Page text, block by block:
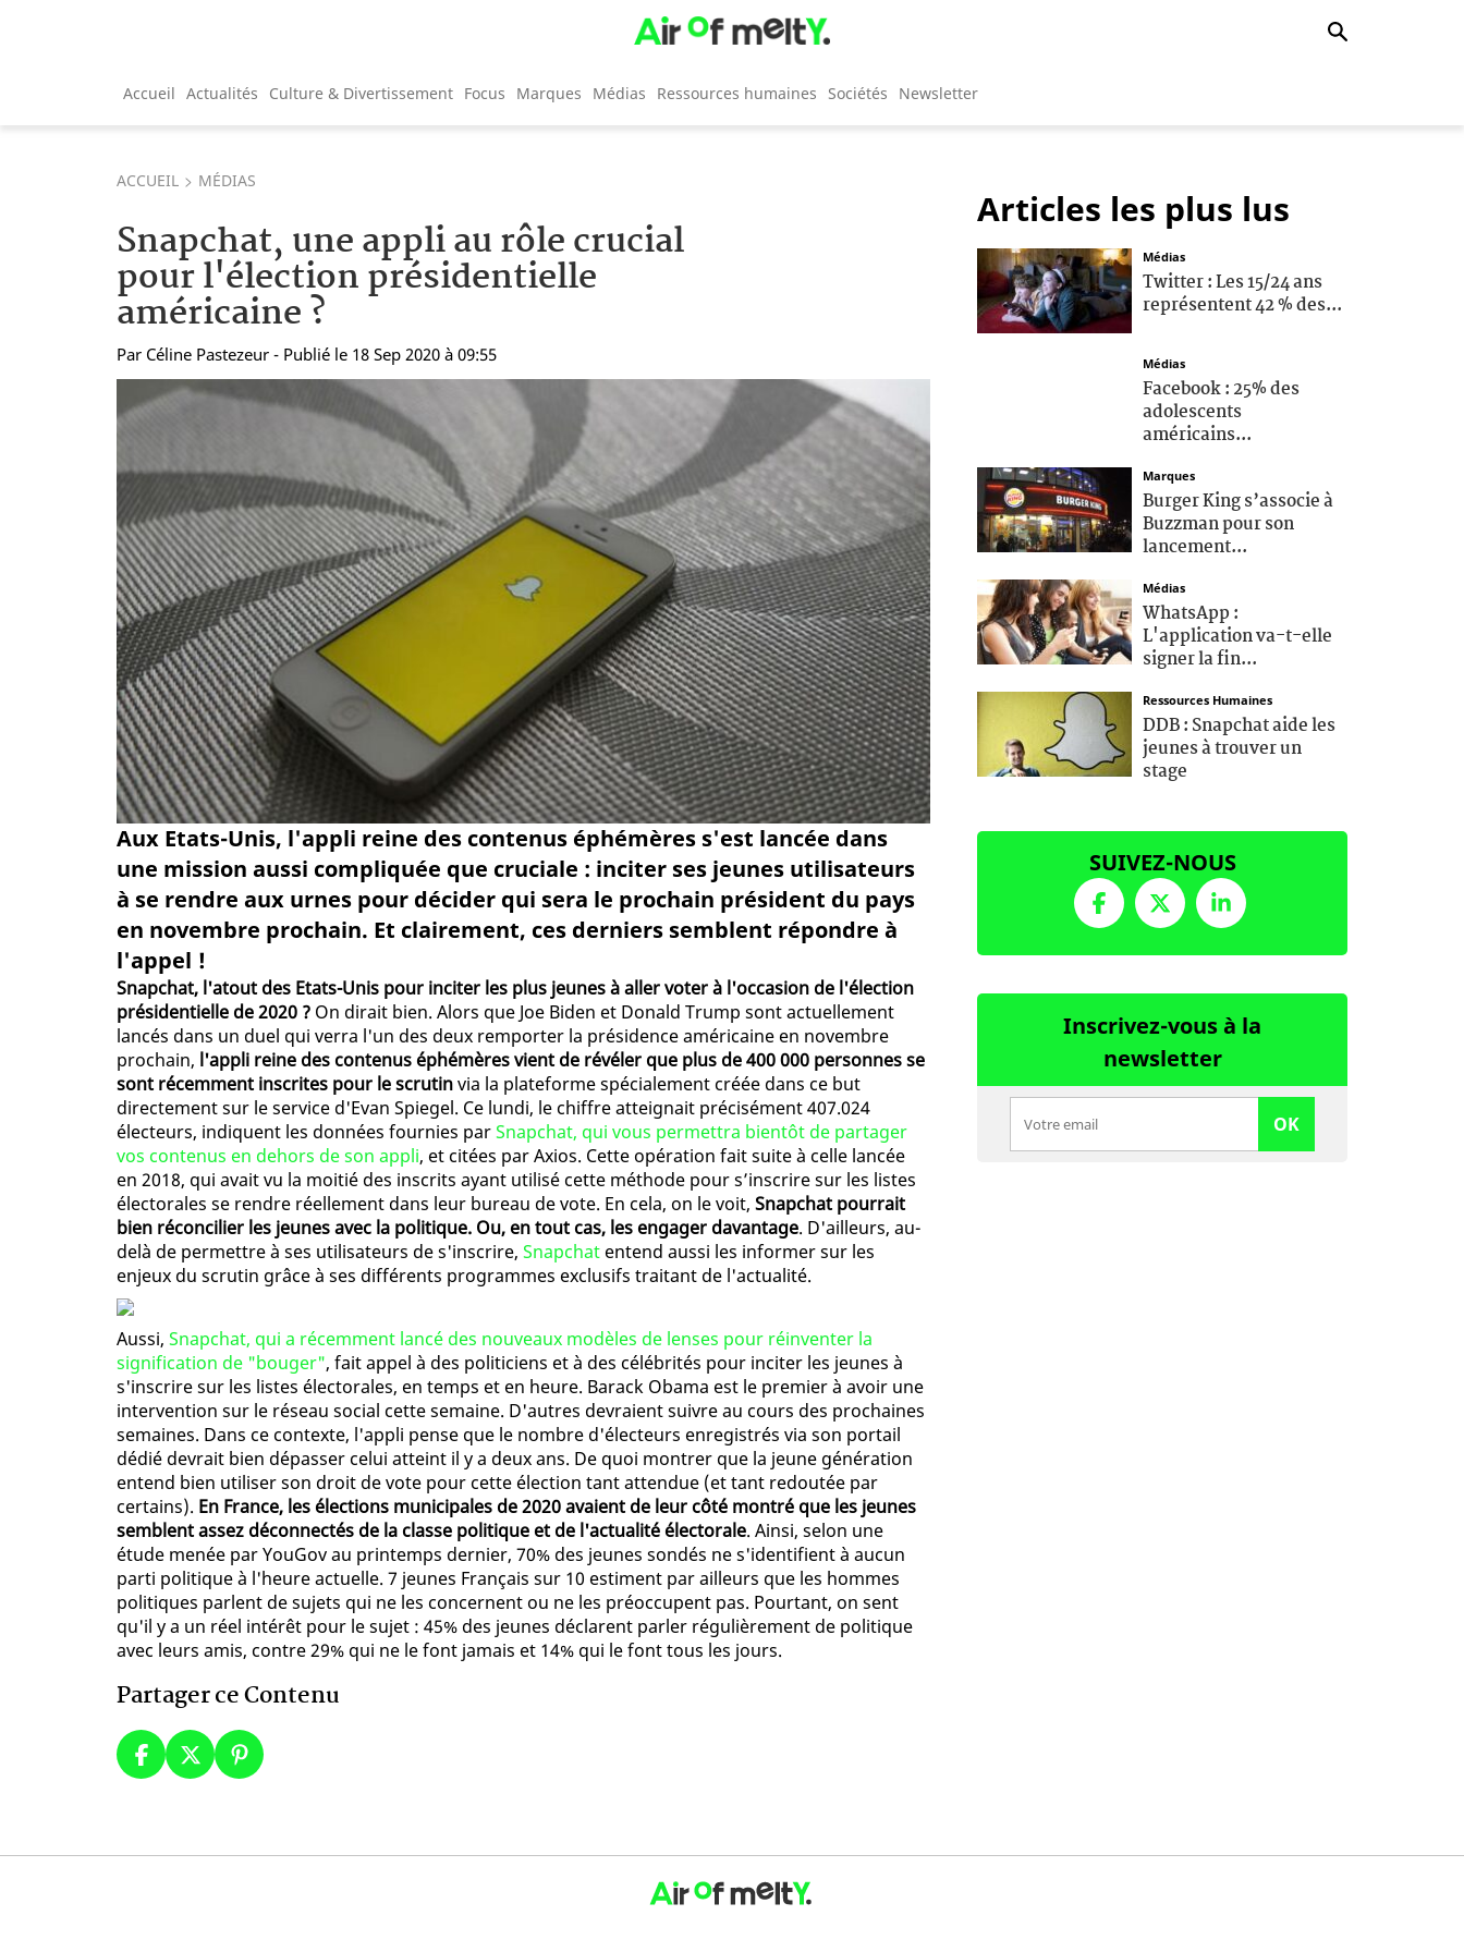
Accueil Actualités Culture & Divertissement Focus Marques Médias Ressources humaines Sociétés Newsletter
ACCUEIL MÉDIAS
Snapchat, une appli au rôle crucial
pour l'élection présidentielle
américaine ?
Par Céline Pastezeur - Publié le 18 Sep 2020 à 09:55
Aux Etats-Unis, l'appli reine des contenus éphémères s'est lancée dans
une mission aussi compliquée que cruciale : inciter ses jeunes utilisateurs
à se rendre aux urnes pour décider qui sera le prochain président du pays
en novembre prochain. Et clairement, ces derniers semblent répondre à
l'appel !
Snapchat, l'atout des Etats-Unis pour inciter les plus jeunes à aller voter à l'occasion de l'élection
présidentielle de 2020 ? On dirait bien. Alors que Joe Biden et Donald Trump sont actuellement
lancés dans un duel qui verra l'un des deux remporter la présidence américaine en novembre
prochain, l'appli reine des contenus éphémères vient de révéler que plus de 400 000 personnes se
sont récemment inscrites pour le scrutinvia la plateforme spécialement créée dans ce but
directement sur le service d'Evan Spiegel. Ce lundi, le chiffre atteignait précisément 407.024
électeurs, indiquent les données fournies parSnapchat, qui vous permettra bientôt de partager
vos contenus en dehors de son appli, et citées par Axios. Cette opération fait suite à celle lancée
en 2018, qui avait vu la moitié des inscrits ayant utilisé cette méthode pour s’inscrire sur les listes
électorales se rendre réellement dans leur bureau de vote. En cela, on le voit, Snapchat pourrait
bien réconcilier les jeunes avec la politique. Ou, en tout cas, les engager davantage. D'ailleurs, au-
delà de permettre à ses utilisateurs de s'inscrire, Snapchat entend aussi les informer sur les
enjeux du scrutin grâce à ses différents programmes exclusifs traitant de l'actualité.
Aussi, Snapchat, qui a récemment lancé des nouveaux modèles de lenses pour réinventer la
signification de "bouger", fait appel à des politiciens et à des célébrités pour inciter les jeunes à
s'inscrire sur les listes électorales, en temps et en heure. Barack Obama est le premier à avoir une
intervention sur le réseau social cette semaine. D'autres devraient suivre au cours des prochaines
semaines. Dans ce contexte, l'appli pense que le nombre d'électeurs enregistrés via son portail
dédié devrait bien dépasser celui atteint il y a deux ans. De quoi montrer que la jeune génération
entend bien utiliser son droit de vote pour cette élection tant attendue (et tant redoutée par
certains). En France, les élections municipales de 2020 avaient de leur côté montré que les jeunes
semblent assez déconnectés de la classe politique et de l'actualité électorale. Ainsi, selon une
étude menée par YouGov au printemps dernier, 70% des jeunes sondés ne s'identifient à aucun
parti politique à l'heure actuelle. 7 jeunes Français sur 10 estiment par ailleurs que les hommes
politiques parlent de sujets qui ne les concernent ou ne les préoccupent pas. Pourtant, on sent
qu'il y a un réel intérêt pour le sujet : 45% des jeunes déclarent parler régulièrement de politique
avec leurs amis, contre 29% qui ne le font jamais et 14% qui le font tous les jours.
Partager ce Contenu
Articles les plus lus
Médias
Twitter : Les 15/24 ans
représentent 42 % des...
Médias
Facebook : 25% des
adolescents
américains...
Marques
Burger King s’associe à
Buzzman pour son
lancement...
Médias
WhatsApp :
L'application va-t-elle
signer la fin...
Ressources Humaines
DDB : Snapchat aide les
jeunes à trouver un
stage
SUIVEZ-NOUS
Inscrivez-vous à la
newsletter
OK